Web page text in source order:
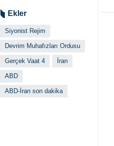
Ekler
Siyonist Rejim
Devrim Muhafızları Ordusu
Gerçek Vaat 4 İran
ABD
ABD-İran son dakika